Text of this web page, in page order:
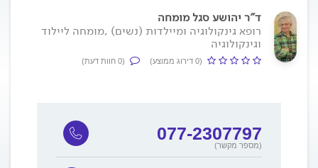
ד"ר יהושע סגל מומחה
רופא גינקולוגיה ומיילדות (נשים) ,מומחה ליילוד
וגינקולוגיה
(0 דירוג ממוצע) (0 חוות דעת)
077-2307797
(מספר מקשר)